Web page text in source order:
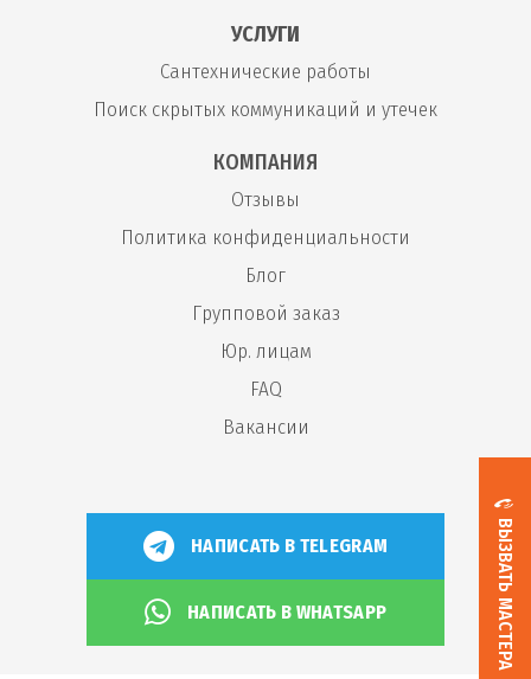
ВЫЗВАТЬ МАСТЕРА
УСЛУГИ
Сантехнические работы
Поиск скрытых коммуникаций и утечек
КОМПАНИЯ
Отзывы
Политика конфиденциальности
Блог
Групповой заказ
Юр. лицам
FAQ
Вакансии
НАПИСАТЬ В TELEGRAM
НАПИСАТЬ В WHATSAPP